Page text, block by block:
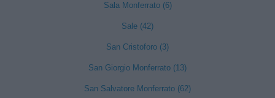
Sala Monferrato (6)
Sale (42)
San Cristoforo (3)
San Giorgio Monferrato (13)
San Salvatore Monferrato (62)